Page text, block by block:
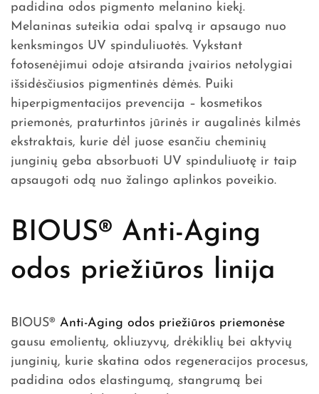
padidina odos pigmento melanino kiekį.
Melaninas suteikia odai spalvą ir apsaugo nuo
kenksmingos UV spinduliuotės. Vykstant
fotosenėjimui odoje atsiranda įvairios netolygiai
išsidėsčiusios pigmentinės dėmės. Puiki
hiperpigmentacijos prevencija – kosmetikos
priemonės, praturtintos jūrinės ir augalinės kilmės
ekstraktais, kurie dėl juose esančiu cheminių
junginių geba absorbuoti UV spinduliuotę ir taip
apsaugoti odą nuo žalingo aplinkos poveikio.
BIOUS® Anti-Aging
odos priežiūros linija
BIOUS® Anti-Aging odos priežiūros priemonėse
gausu emolientų, okliuzyvų, drėkiklių bei aktyvių
junginių, kurie skatina odos regeneracijos procesus,
padidina odos elastingumą, stangrumą bei